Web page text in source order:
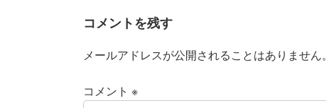
コメントを残す
メールアドレスが公開されることはありません。
コメント ※